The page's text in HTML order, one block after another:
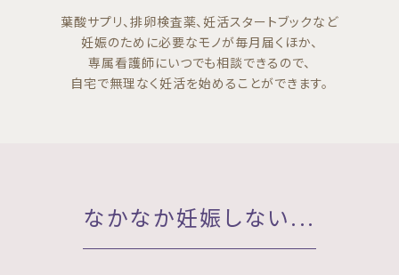
葉酸サプリ、排卵検査薬、妊活スタートブックなど
妊娠のために必要なモノが毎月届くほか、
専属看護師にいつでも相談できるので、
自宅で無理なく妊活を始めることができます。
なかなか妊娠しない...